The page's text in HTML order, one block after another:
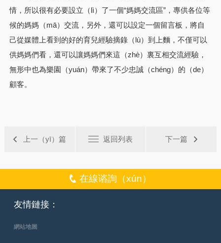
情，所以很有必要設立（lì）了一個“媽媽交流區”，專供各位等
候的媽媽（mā）交流，另外，還可以設定一個留言板，將自
己從媒體上看到的好的育兒經驗摘錄（lù）到上麵，不僅可以
供媽媽們看，還可以讓媽媽們來這（zhè）裏互相交流經驗，
無形中也為樂園（yuán）帶來了不少忠誠（chéng）的（de）
顧客。
上一（yī）篇 返回列表 下一篇
在線谘詢（xún）
友情鏈接：
網站地圖